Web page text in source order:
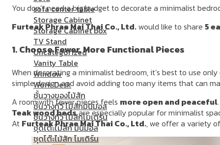
sofa center table
Storage Cabinet
Storage Cabinet box
TV Stand
Uncategorized
Vanity Table
Window
Work Desk
ชั้นวางของไม้สัก
ชั้นวางทีวี ไม้สักมินิมอล
ชั้นวางทีวี ไม้สักโมเดิร์น
ชุดโต๊ะไม้สัก มินิมอล
ชุดโต๊ะไม้สัก โมเดิร์น
You don’t need a big budget to decorate a minimalist
Furteak Phrae Mai Thai Co., Ltd.would like to share 5
1. Choose Fewer, More Functional Pieces
When decorating a minimalist bedroom, it’s best to use only
simple design and avoid adding too many items that can
A room with fewer pieces feels more open and peaceful.
Teak wood bedsare especially popular for minimalist
At Furteak Phrae Mai Thai Co., Ltd., we offer a variety